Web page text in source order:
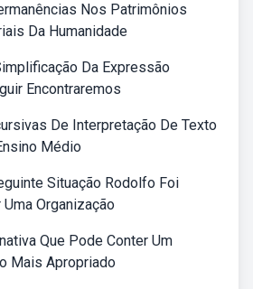
Nos Patrimônios
Da Humanidade
Da Expressão
Encontraremos
De Interpretação De Texto
Médio
Situação Rodolfo Foi
Organização
Que Pode Conter Um
Mais Apropriado